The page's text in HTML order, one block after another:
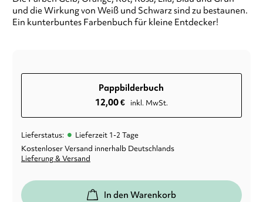
und die Wirkung von Weiß und Schwarz sind zu bestaunen.
Ein kunterbuntes Farbenbuch für kleine Entdecker!
Pappbilderbuch
12,00€ inkl. MwSt.
Lieferstatus: • Lieferzeit 1-2 Tage
Kostenloser Versand innerhalb Deutschlands
Lieferung & Versand
In den Warenkorb